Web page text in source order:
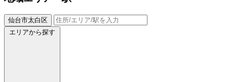
仙台市太白区
エリアから探す